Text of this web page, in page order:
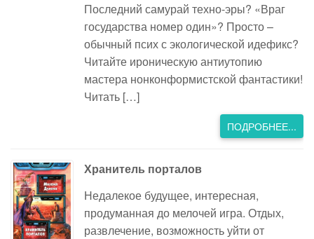
Последний самурай техно-эры? «Враг
государства номер один»? Просто –
обычный псих с экологической идефикс?
Читайте ироническую антиутопию
мастера нонконформистской фантастики!
Читать […]
ПОДРОБНЕЕ...
Хранитель порталов
Недалекое будущее, интересная,
продуманная до мелочей игра. Отдых,
развлечение, возможность уйти от